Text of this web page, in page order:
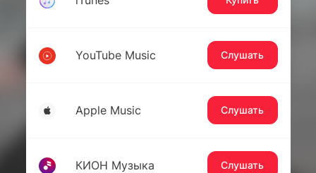
YouTube Music Слушать
Apple Music Слушать
КИОН Музыка Слушать